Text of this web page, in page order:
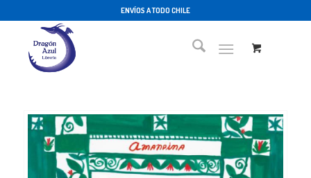
ENVÍOS A TODO CHILE